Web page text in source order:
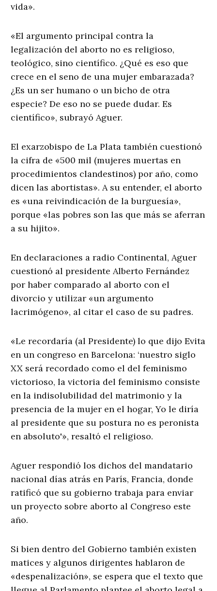
vida».
«El argumento principal contra la
legalización del aborto no es religioso,
teológico, sino científico. ¿Qué es eso que
crece en el seno de una mujer embarazada?
¿Es un ser humano o un bicho de otra
especie? De eso no se puede dudar. Es
científico», subrayó Aguer.
El exarzobispo de La Plata también cuestionó
la cifra de «500 mil (mujeres muertas en
procedimientos clandestinos) por año, como
dicen las abortistas». A su entender, el aborto
es «una reivindicación de la burguesía»,
porque «las pobres son las que más se aferran
a su hijito».
En declaraciones a radio Continental, Aguer
cuestionó al presidente Alberto Fernández
por haber comparado al aborto con el
divorcio y utilizar «un argumento
lacrimógeno», al citar el caso de su padres.
«Le recordaría (al Presidente) lo que dijo Evita
en un congreso en Barcelona: ‘nuestro siglo
XX será recordado como el del feminismo
victorioso, la victoria del feminismo consiste
en la indisolubilidad del matrimonio y la
presencia de la mujer en el hogar, Yo le diría
al presidente que su postura no es peronista
en absoluto'», resaltó el religioso.
Aguer respondió los dichos del mandatario
nacional días atrás en París, Francia, donde
ratificó que su gobierno trabaja para enviar
un proyecto sobre aborto al Congreso este
año.
Si bien dentro del Gobierno también existen
matices y algunos dirigentes hablaron de
«despenalización», se espera que el texto que